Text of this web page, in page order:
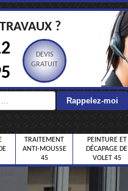
?
DEVIS
GRATUIT
TRAITEMENT
ANTI-MOUSSE
45
PEINTURE ET
DÉCAPAGE DE
VOLET 45